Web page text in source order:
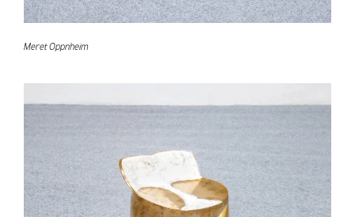
Meret Oppnheim